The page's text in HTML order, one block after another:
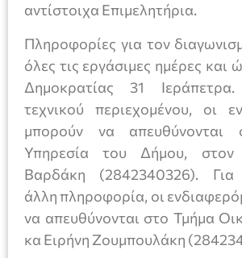
αντίστοιχα Επιμελητήρια.
Πληροφορίες για τον
όλες τις εργάσιμες ημέρες και
Δημοκρατίας 31
τεχνικού περιεχομένου, οι
μπορούν να απευθύνονται
Υπηρεσία του Δήμου, στον
Βαρδάκη (2842340326). Για
άλλη πληροφορία, οι
να απευθύνονται στο Τμήμα
κα Ειρήνη Ζουμπουλάκη